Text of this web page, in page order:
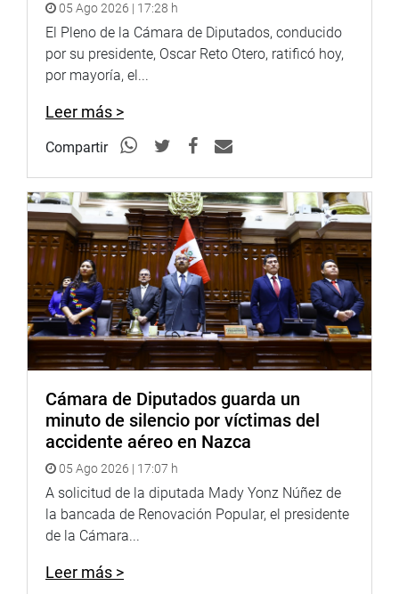
05 Ago 2026 | 17:28 h
El Pleno de la Cámara de Diputados, conducido
por su presidente, Oscar Reto Otero, ratificó hoy,
por mayoría, el...
Leer más >
Compartir
Cámara de Diputados guarda un
minuto de silencio por víctimas del
accidente aéreo en Nazca
05 Ago 2026 | 17:07 h
A solicitud de la diputada Mady Yonz Núñez de
la bancada de Renovación Popular, el presidente
de la Cámara...
Leer más >